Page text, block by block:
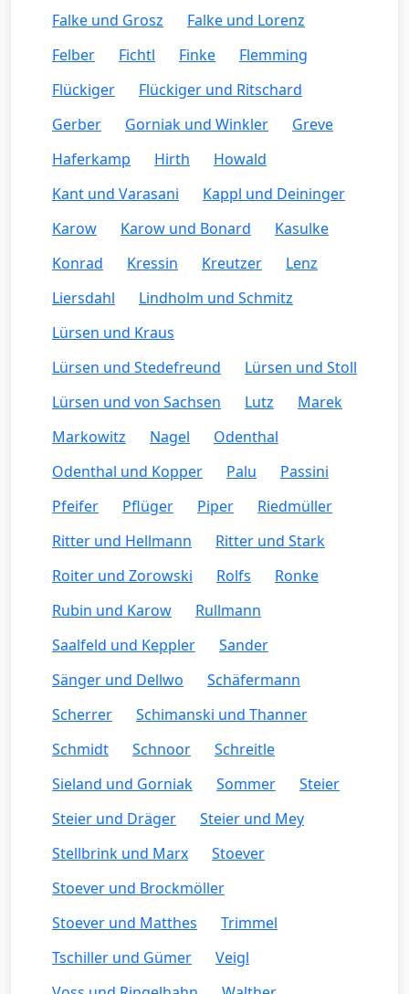
Falke und Grosz
Falke und Lorenz
Felber
Fichtl Finke
Flemming
Flückiger
Flückiger und Ritschard
Gerber
Gorniak und Winkler
Greve
Haferkamp
Hirth
Howald
Kant und Varasani
Kappl und Deininger
Karow
Karow und Bonard
Kasulke
Konrad
Kressin Kreutzer
Lenz
Liersdahl
Lindholm und Schmitz
Lürsen und Kraus
Lürsen und Stedefreund
Lürsen und Stoll
Lürsen und von Sachsen
Lutz
Marek
Markowitz
Nagel
Odenthal
Odenthal und Kopper
Palu
Passini
Pfeifer
Pflüger Piper
Riedmüller
Ritter und Hellmann
Ritter und Stark
Roiter und Zorowski
Rolfs
Ronke
Rubin und Karow
Rullmann
Saalfeld und Keppler
Sander
Sänger und Dellwo
Schäfermann
Scherrer
Schimanski und Thanner
Schmidt
Schnoor
Schreitle
Sieland und Gorniak
Sommer
Steier
Steier und Dräger
Steier und Mey
Stellbrink und Marx
Stoever
Stoever und Brockmöller
Stoever und Matthes
Trimmel
Tschiller und Gümer
Veigl